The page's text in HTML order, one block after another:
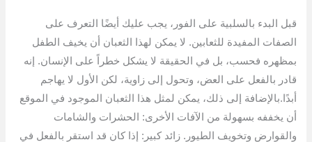
قبل البدء بالسلبية على الفور، يجب عليك أيضًا التعرف على
الصفات المفيدة للثعابين. لا يمكن لهذا الثعبان أن يخيف الطفل
بمظهره فحسب، بل في الحقيقة لا يشكل خطراً على الإنسان. إنه
قادر بالفعل على العض، وتحول إلى زاوية، لكن الأول لا يهاجم
أبدًا.بالإضافة إلى ذلك، يمكن لمثل هذا الثعبان الموجود في الموقع
أن يخففه بسهولة من الآفات الأخرى: الحشرات والشامات
والقوارض وتخويف الطيور. زائد كبير: إذا كان قد استقر بالفعل في